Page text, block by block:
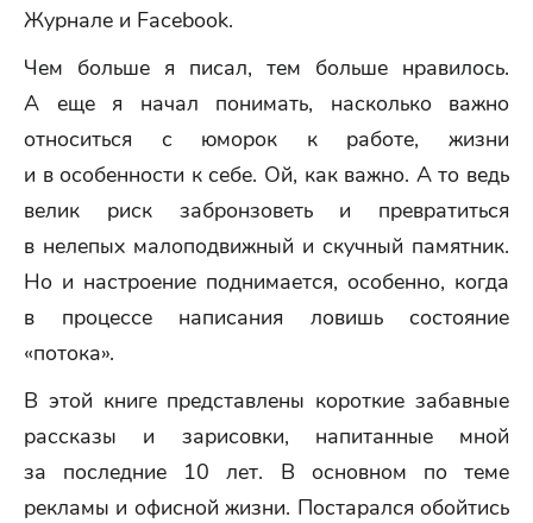
Журнале и Facebook.
Чем больше я писал, тем больше нравилось.
А еще я начал понимать, насколько важно
относиться с юморок к работе, жизни
и в особенности к себе. Ой, как важно. А то ведь
велик риск забронзоветь и превратиться
в нелепых малоподвижный и скучный памятник.
Но и настроение поднимается, особенно, когда
в процессе написания ловишь состояние
«потока».
В этой книге представлены короткие забавные
рассказы и зарисовки, напитанные мной
за последние 10 лет. В основном по теме
рекламы и офисной жизни. Постарался обойтись